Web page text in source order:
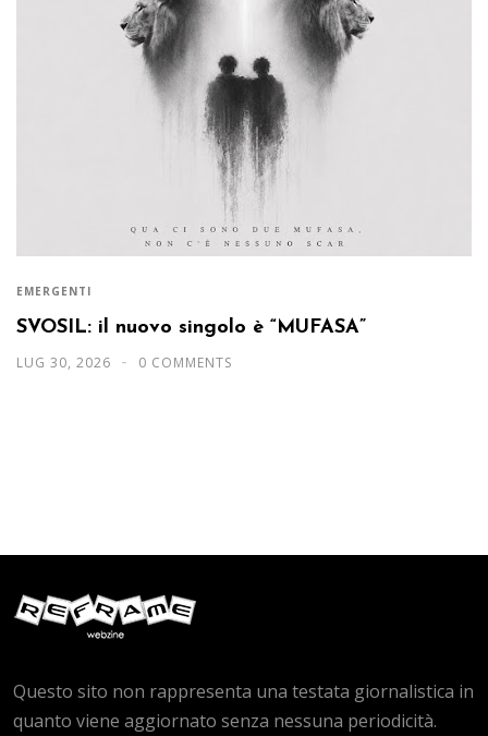
EMERGENTI
SVOSIL: il nuovo singolo è “MUFASA”
LUG 30, 2026 0 COMMENTS
Questo sito non rappresenta una testata giornalistica in
quanto viene aggiornato senza nessuna periodicità.